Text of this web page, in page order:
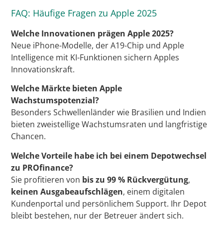
FAQ: Häufige Fragen zu Apple 2025
Welche Innovationen prägen Apple 2025?
Neue iPhone-Modelle, der A19-Chip und Apple
Intelligence mit KI-Funktionen sichern Apples
Innovationskraft.
Welche Märkte bieten Apple
Wachstumspotenzial?
Besonders Schwellenländer wie Brasilien und Indien
bieten zweistellige Wachstumsraten und langfristige
Chancen.
Welche Vorteile habe ich bei einem Depotwechsel
zu PROfinance?
Sie profitieren von bis zu 99 % Rückvergütung,
keinen Ausgabeaufschlägen, einem digitalen
Kundenportal und persönlichem Support. Ihr Depot
bleibt bestehen, nur der Betreuer ändert sich.